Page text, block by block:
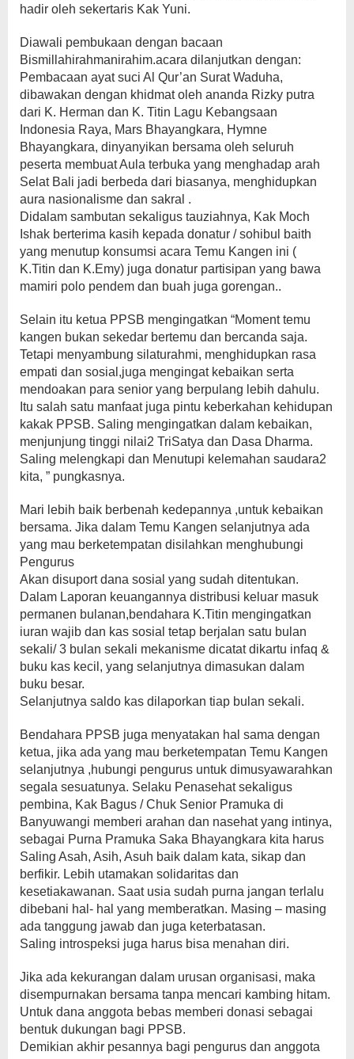
hadir oleh sekertaris Kak Yuni.
Diawali pembukaan dengan bacaan
Bismillahirahmanirahim.acara dilanjutkan dengan:
Pembacaan ayat suci Al Qur’an Surat Waduha,
dibawakan dengan khidmat oleh ananda Rizky putra
dari K. Herman dan K. Titin Lagu Kebangsaan
Indonesia Raya, Mars Bhayangkara, Hymne
Bhayangkara, dinyanyikan bersama oleh seluruh
peserta membuat Aula terbuka yang menghadap arah
Selat Bali jadi berbeda dari biasanya, menghidupkan
aura nasionalisme dan sakral .
Didalam sambutan sekaligus tauziahnya, Kak Moch
Ishak berterima kasih kepada donatur / sohibul baith
yang menutup konsumsi acara Temu Kangen ini (
K.Titin dan K.Emy) juga donatur partisipan yang bawa
mamiri polo pendem dan buah juga gorengan..
Selain itu ketua PPSB mengingatkan “Moment temu
kangen bukan sekedar bertemu dan bercanda saja.
Tetapi menyambung silaturahmi, menghidupkan rasa
empati dan sosial,juga mengingat kebaikan serta
mendoakan para senior yang berpulang lebih dahulu.
Itu salah satu manfaat juga pintu keberkahan kehidupan
kakak PPSB. Saling mengingatkan dalam kebaikan,
menjunjung tinggi nilai2 TriSatya dan Dasa Dharma.
Saling melengkapi dan Menutupi kelemahan saudara2
kita, ” pungkasnya.
Mari lebih baik berbenah kedepannya ,untuk kebaikan
bersama. Jika dalam Temu Kangen selanjutnya ada
yang mau berketempatan disilahkan menghubungi
Pengurus
Akan disuport dana sosial yang sudah ditentukan.
Dalam Laporan keuangannya distribusi keluar masuk
permanen bulanan,bendahara K.Titin mengingatkan
iuran wajib dan kas sosial tetap berjalan satu bulan
sekali/ 3 bulan sekali mekanisme dicatat dikartu infaq &
buku kas kecil, yang selanjutnya dimasukan dalam
buku besar.
Selanjutnya saldo kas dilaporkan tiap bulan sekali.
Bendahara PPSB juga menyatakan hal sama dengan
ketua, jika ada yang mau berketempatan Temu Kangen
selanjutnya ,hubungi pengurus untuk dimusyawarahkan
segala sesuatunya. Selaku Penasehat sekaligus
pembina, Kak Bagus / Chuk Senior Pramuka di
Banyuwangi memberi arahan dan nasehat yang intinya,
sebagai Purna Pramuka Saka Bhayangkara kita harus
Saling Asah, Asih, Asuh baik dalam kata, sikap dan
berfikir. Lebih utamakan solidaritas dan
kesetiakawanan. Saat usia sudah purna jangan terlalu
dibebani hal- hal yang memberatkan. Masing – masing
ada tanggung jawab dan juga keterbatasan.
Saling introspeksi juga harus bisa menahan diri.
Jika ada kekurangan dalam urusan organisasi, maka
disempurnakan bersama tanpa mencari kambing hitam.
Untuk dana anggota bebas memberi donasi sebagai
bentuk dukungan bagi PPSB.
Demikian akhir pesannya bagi pengurus dan anggota